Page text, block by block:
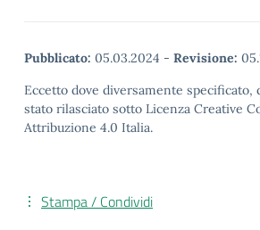
Pubblicato: 05.03.2024 - Revisione:
Eccetto dove diversamente specificato,
stato rilasciato sotto Licenza Creative
Attribuzione 4.0 Italia.
Stampa / Condividi